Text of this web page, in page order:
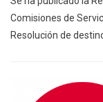
Comisiones de
Resolución de